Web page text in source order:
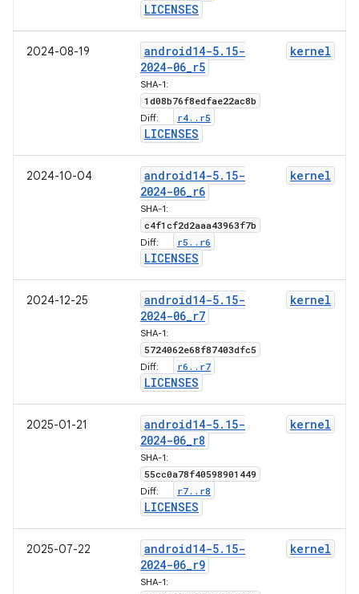
LICENSES
2024-08-19 android14-5. 15-
2024-06_r5
SHA-1:
1d08b76f8edfae22ac8b
Diff: r4. . r5
LICENSES
kernel
2024-10-04 android14-5. 15-
2024-06_r6
SHA-1:
c4f1cf2d2aaa43963f7b
Diff: r5 . . r6
LICENSES
kernel
2024-12-25 android14-5. 15-
2024-06_r7
SHA-1:
5724062e68f87403dfc5
Diff: r6 . . r7
LICENSES
kernel
2025-01-21 android14-5. 15-
2024-06_r8
SHA-1:
55cc0a78f40598901449
Diff: r7. . r8
LICENSES
kernel
2025-07-22 android14-5. 15-
2024-06_r9
SHA-1:
kernel